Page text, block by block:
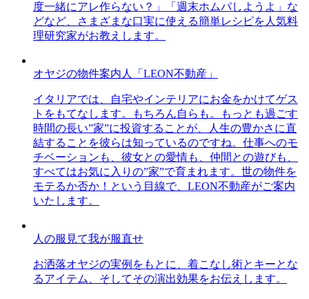
度一緒にアレ作らない？」「週末ホムパしようよ」な
どなど、さまざまな口実に使える簡単レシピを人気料
理研究家がお教えします。
オヤジの物件案内人「LEON不動産」
イタリアでは、自宅やインテリアにお金をかけてゲス
トをもてなします。もちろん自らも。もっとも過ごす
時間の長い”家”に投資することが、人生の豊かさに直
結することを彼らは知っているのですね。仕事へのモ
チベーションも、彼女との愛情も、仲間との遊びも、
すべてはお気に入りの”家”で育まれます。世の物件を
モテるか否か！という目線で、LEON不動産がご案内
いたします。
人の服見て我が服直せ
お洒落オヤジの実例をもとに、着こなし術とキーとな
るアイテム、そしてその演出効果をお伝えします。